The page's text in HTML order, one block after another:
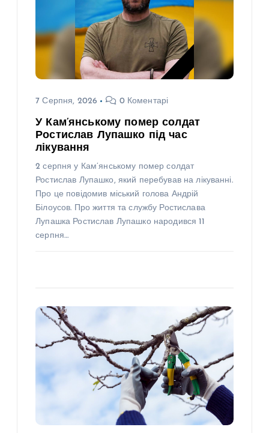
7 Серпня, 2026 0 Коментарі
У Кам’янському помер солдат
Ростислав Лупашко під час
лікування
2 серпня у Кам’янському помер солдат
Ростислав Лупашко, який перебував на лікуванні.
Про це повідомив міський голова Андрій
Білоусов. Про життя та службу Ростислава
Лупашка Ростислав Лупашко народився 11
серпня…